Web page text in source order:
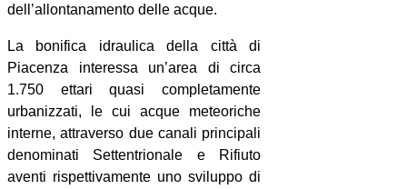
dell’allontanamento delle acque.
La bonifica idraulica della città di
Piacenza interessa un’area di circa
1.750 ettari quasi completamente
urbanizzati, le cui acque meteoriche
interne, attraverso due canali principali
denominati Settentrionale e Rifiuto
aventi rispettivamente uno sviluppo di